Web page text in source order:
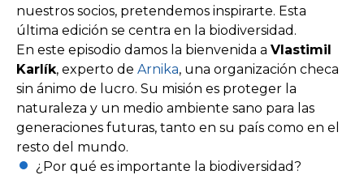
nuestros socios, pretendemos inspirarte. Esta
última edición se centra en la biodiversidad.
En este episodio damos la bienvenida a Vlastimil
Karlík, experto de Arnika, una organización checa
sin ánimo de lucro. Su misión es proteger la
naturaleza y un medio ambiente sano para las
generaciones futuras, tanto en su país como en el
resto del mundo.
¿Por qué es importante la biodiversidad?